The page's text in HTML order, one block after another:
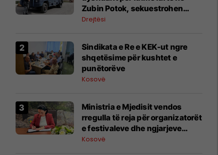
Zubin Potok, sekuestrohen
prova
Drejtësi
Sindikata e Re e KEK-ut ngre
shqetësime për kushtet e
punëtorëve
Kosovë
Ministria e Mjedisit vendos
rregulla të reja për organizatorët
e festivaleve dhe ngjarjeve
publike
Kosovë